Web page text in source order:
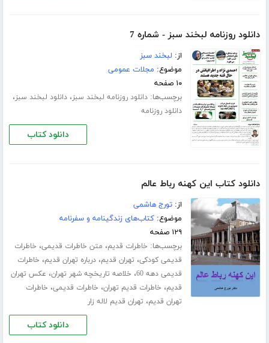
دانلود روزنامه لبخند سبز - شماره 7
از: لبخند سبز
موضوع: مجلات عمومی
۱۰ صفحه
برچسب‌ها:دانلود روزنامه لبخند سبز،دانلود لبخند سبز،
دانلود روزنامه
دانلود کتاب
دانلود کتاب این کهنه رباط عالم
از:تورج هاشمی
موضوع:کتاب‌های زندگینامه و سفرنامه
۱۲۹ صفحه
برچسب‌ها: خاطرات قدیم، متن خاطرات قدیمی، خاطرات
قدیمی کودکی، تهران قدیم،درباره تهران قدیم، خاطرات
قدیمی دهه 60
، خلاصه تاریخچه شهر تهران، عکس تهران
قدیم، خاطرات قدیم تهران، خاطرات قدیمی، خاطرات
تهران قدیم، تهران قدیم لاله زار
دانلود کتاب